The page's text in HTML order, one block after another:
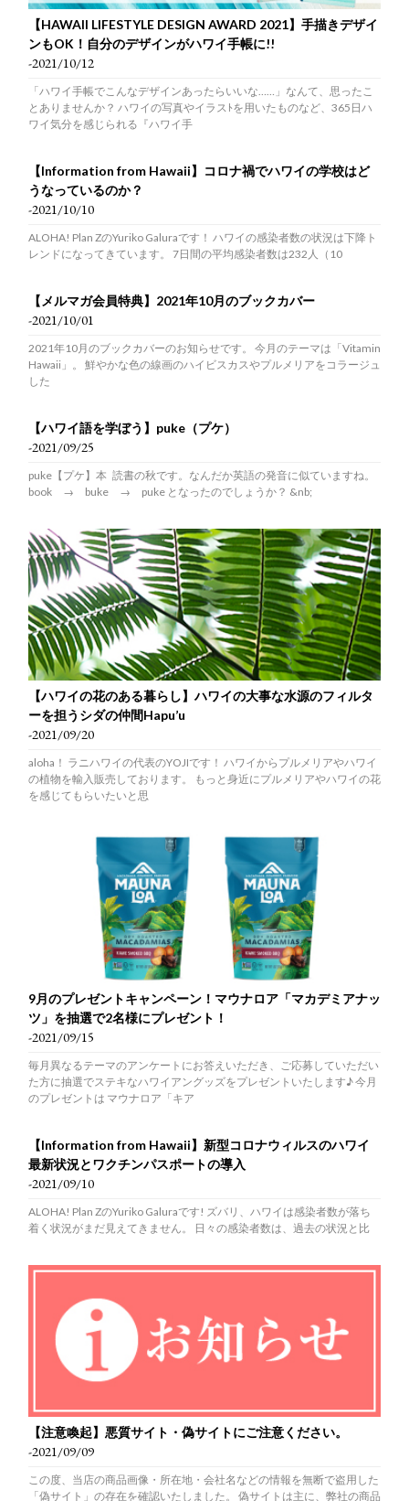
【HAWAII LIFESTYLE DESIGN AWARD 2021】手描きデザイ
ンもOK！自分のデザインがハワイ手帳に!!
-2021/10/12
「ハワイ手帳でこんなデザインあったらいいな……」なんて、思ったこ
とありませんか？ ハワイの写真やイラスﾄを用いたものなど、365日ハ
ワイ気分を感じられる『ハワイ手
【Information from Hawaii】コロナ禍でハワイの学校はど
うなっているのか？
-2021/10/10
ALOHA! Plan ZのYuriko Galuraです！ ハワイの感染者数の状況は下降ト
レンドになってきています。 7日間の平均感染者数は232人（10
【メルマガ会員特典】2021年10月のブックカバー
-2021/10/01
2021年10月のブックカバーのお知らせです。 今月のテーマは「Vitamin
Hawaii」。 鮮やかな色の線画のハイビスカスやプルメリアをコラージュ
した
【ハワイ語を学ぼう】puke（プケ）
-2021/09/25
puke【プケ】本 読書の秋です。なんだか英語の発音に似ていますね。
book → buke → puke となったのでしょうか？ &nb;
【ハワイの花のある暮らし】ハワイの大事な水源のフィルタ
ーを担うシダの仲間Hapu’u
-2021/09/20
aloha！ ラニハワイの代表のYOJIです！ ハワイからプルメリアやハワイ
の植物を輸入販売しております。 もっと身近にプルメリアやハワイの花
を感じてもらいたいと思
9月のプレゼントキャンペーン！マウナロア「マカデミアナッ
ツ」を抽選で2名様にプレゼント！
-2021/09/15
毎月異なるテーマのアンケートにお答えいただき、ご応募していただい
た方に抽選でステキなハワイアングッズをプレゼントいたします♪ 今月
のプレゼントは マウナロア「キア
【Information from Hawaii】新型コロナウィルスのハワイ
最新状況とワクチンパスポートの導入
-2021/09/10
ALOHA! Plan ZのYuriko Galuraです! ズバリ、ハワイは感染者数が落ち
着く状況がまだ見えてきません。 日々の感染者数は、過去の状況と比
【注意喚起】悪質サイト・偽サイトにご注意ください。
-2021/09/09
この度、当店の商品画像・所在地・会社名などの情報を無断で盗用した
「偽サイト」の存在を確認いたしました。 偽サイトは主に、弊社の商品